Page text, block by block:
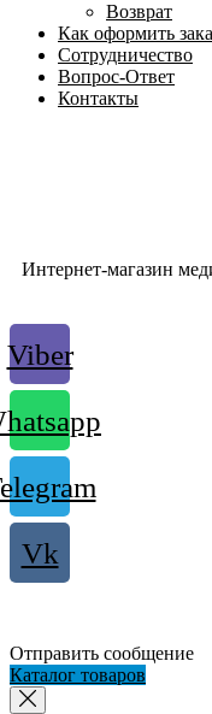
Возврат
Как оформить
Сотрудничество
Вопрос-Ответ
Контакты
Интернет-магазин
Viber
Vk
Отправить сообщение
Каталог товаров